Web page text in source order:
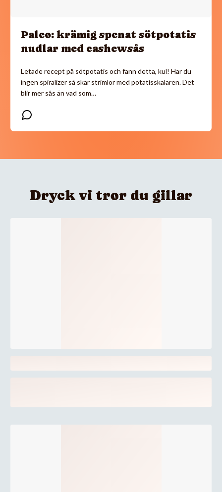
Paleo: krämig spenat sötpotatis
nudlar med cashewsås
Letade recept på sötpotatis och fann detta, kul! Har du
ingen spiralizer så skär strimlor med potatisskalaren. Det
blir mer sås än vad som…
Dryck vi tror du gillar